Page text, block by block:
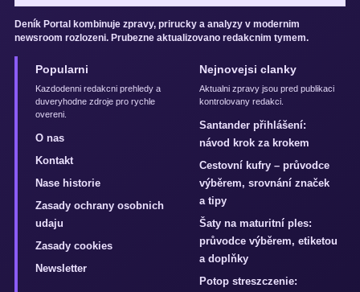
Deník Portal kombinuje zpravy, prirucky a analyzy v modernim
newsroom rozlozeni. Prubezne aktualizovano redakcnim tymem.
Popularni
Kazdodenni redakcni prehledy a
duveryhodne zdroje pro rychle
overeni.
O nas
Kontakt
Nase historie
Zasady ochrany osobnich
udaju
Zasady cookies
Newsletter
Nejnovejsi clanky
Aktualni zpravy jsou pred publikaci
kontrolovany redakci.
Santander přihlášení:
návod krok za krokem
Cestovní kufry – průvodce
výběrem, srovnání značek
a tipy
Šaty na maturitní ples:
průvodce výběrem, etiketou
a doplňky
Potop streszczenie: